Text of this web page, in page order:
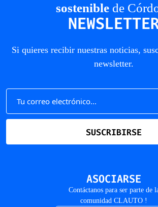
sosteniblede
Si quieres recibir nuestras noticias,
newsletter.
SUSCRIBIRSE
ASOCIARSE
Contáctanos para ser parte de
comunidad CLAUTO !